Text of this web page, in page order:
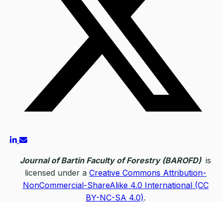
Journal of Bartin Faculty of Forestry (BAROFD) is
licensed under aCreative Commons Attribution-
NonCommercial-ShareAlike 4.0 International (CC
BY-NC-SA 4.0).